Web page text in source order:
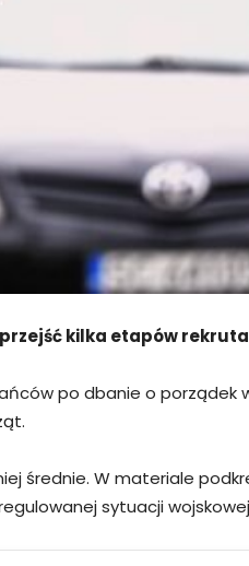
przejść kilka etapów
po dbanie o porządek
średnie. W materiale
sytuacji